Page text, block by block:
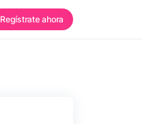
Regístrate ahora